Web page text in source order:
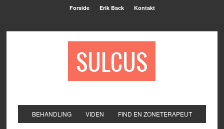
Forside Erik Back Kontakt
SULCUS
BEHANDLING VIDEN FIND EN ZONETERAPEUT